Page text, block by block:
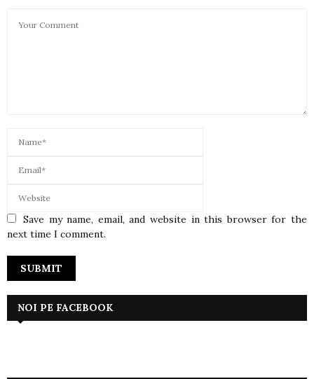
Save my name, email, and website in this browser for the
next time I comment.
NOI PE FACEBOOK